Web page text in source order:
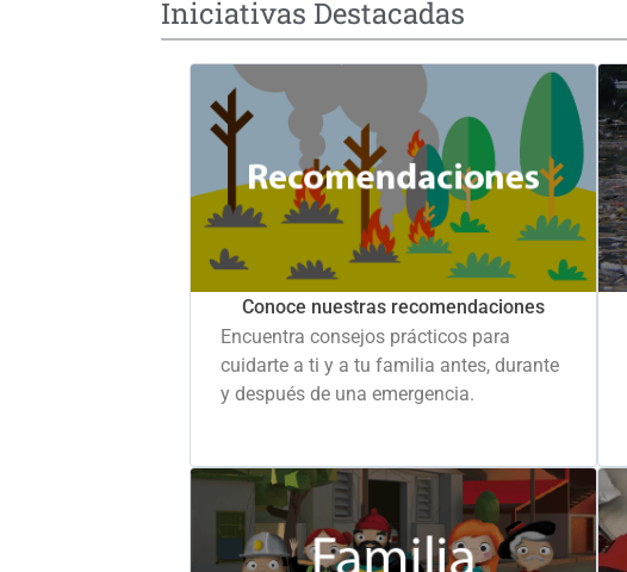
Iniciativas Destacadas
Conoce nuestras recomendaciones
Encuentra consejos prácticos para
cuidarte a ti y a tu familia antes, durante
y después de una emergencia.